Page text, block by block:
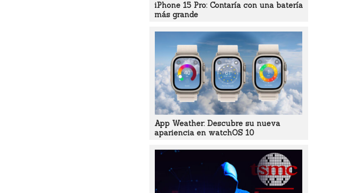
iPhone 15 Pro: Contaría con una batería
más grande
App Weather: Descubre su nueva
apariencia en watchOS 10